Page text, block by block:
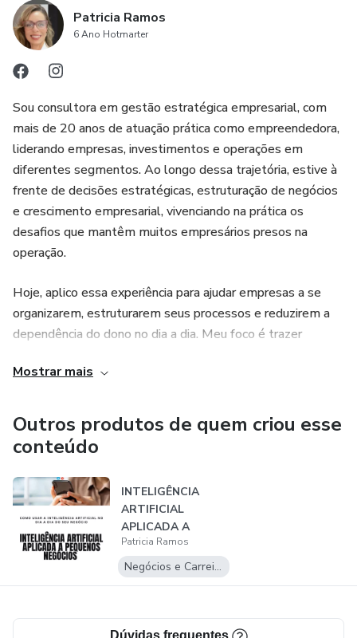
São erros invisíveis que fazem o negócio girar em você,
travar decisões e limitar seu crescimento.
falta de tempo, falta de liberdade e dificuldade de evoluir
— tanto no negócio quanto na sua própria vida.
Este material vai te mostrar onde isso está acontecendo…
e por onde começar a organizar.
Direta.
Patricia Ramos
6 Ano Hotmarter
Sou consultora em gestão estratégica empresarial, com
mais de 20 anos de atuação prática como empreendedora,
liderando empresas, investimentos e operações em
diferentes segmentos. Ao longo dessa trajetória, estive à
frente de decisões estratégicas, estruturação de negócios
e crescimento empresarial, vivenciando na prática os
desafios que mantêm muitos empresários presos na
operação.
Hoje, aplico essa experiência para ajudar empresas a se
organizarem, estruturarem seus processos e reduzirem a
dependência do dono no dia a dia. Meu foco é trazer
mais controle, consistência e liberdade para quem lidera.
Mostrar mais
Outros produtos de quem criou esse
conteúdo
INTELIGÊNCIA
ARTIFICIAL
APLICADA A
PEQUENOS
NEGÓCIOS -
Como...
Patricia Ramos
Negócios e Carreira
Dúvidas frequentes